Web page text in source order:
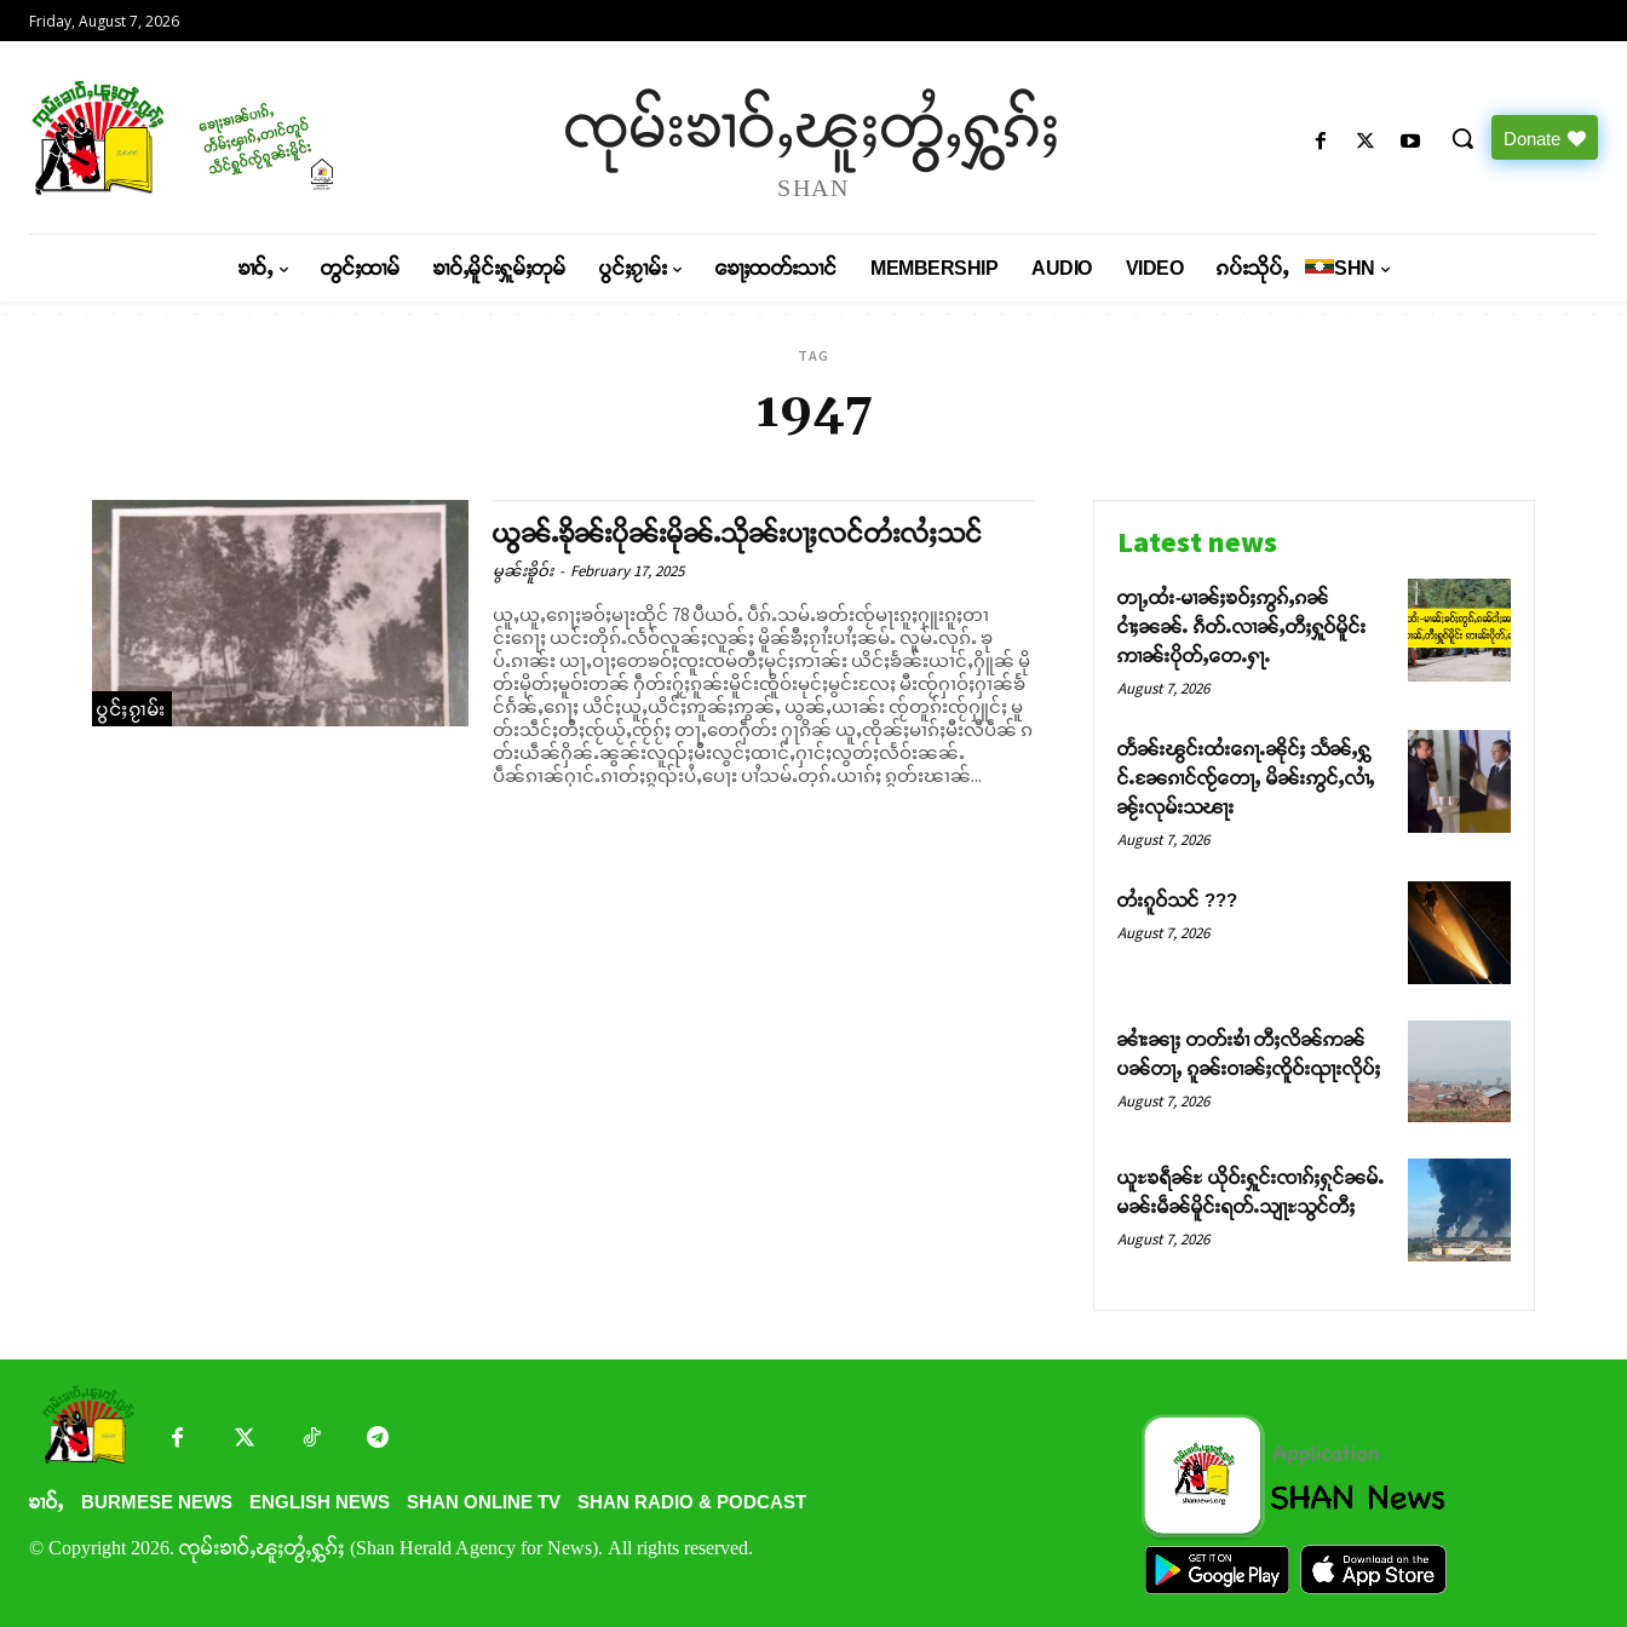
Friday, August 7, 2026
ၸုမ်းၶၢဝ်ႇၽူႈတွႆႇႁွၵ်ႈ
SHAN
Donate
ၶၢဝ်ႇ တွင်ႈထၢမ် ၶၢဝ်ႇမိူင်းႁူမ်ႈတုမ် ပွင်ႈၵႂၢမ်း ၶေႃႈထတ်းသၢင် MEMBERSHIP AUDIO VIDEO ၵပ်းသိုပ်ႇ SHN
TAG
1947
ပွင်ႈၵႂၢမ်း
ယွၼ်ႉၶိုၼ်းပိုၼ်းမိုၼ်ႉသိုၼ်းပႃႈလင်တႆးလႆႈသင်
မွၼ်းၶိူဝ်း - February 17, 2025
ယူႇယူႇၵေႃႈၶဝ်ႈမႃးထိုင် 78 ပီယဝ်ႉ ပဵၵ်ႉသမ်ႉၶတ်းၸႂ်မႃးၵူႈႁူးၵူႈတၢ
င်းၵေႃႈ ယင်းတိုၵ်ႉလႅဝ်လူၼ်ႈလူၼ်ႈ မိူၼ်ၶီႈၵႂၢႆးပၢႆႈၼမ်ႉ လူမ်ႉလုၵ်ႉ ၶု
ပ်ႉၵၢၼ်း ယႃႇဝႃႈတေၶဝ်ႈၸူးၸမ်တီႈမုင်ႈဢၢၼ်း ယိင်ႈၶႅၼ်းယၢင်ႇႁိူၼ် မို
တ်းမိုတ်ႈမူဝ်းတၼ် ႁဵတ်းႁႂ်ႈၵူၼ်းမိူင်းၸိူဝ်းမုင်ႈမွင်းလႄႈ မီးၸႂ်ႁၢဝ်ႈႁၢၼ်ၶႅ
င်ၵႅၼ်ႇၵေႃႈ ယိင်ႈယူႇယိင်ႈဢူၼ်ႈဢွၼ်ႇ ယွၼ်ႇယၢၼ်း ၸႂ်တူၵ်းၸႂ်ႁူင်ႈ မူ
တ်းသဵင်ႈတီႈၸႂ်ယႂ်ႇၸႂ်ၵႂ်ႈ တႃႇတေႁဵတ်း ႁႃၵိၼ် ယူႇၸိုၼ်ႈမၢၵ်ႈမီးလီပဵၼ် ၵ
တ်းယဵၼ်ႁိၼ်ႉၼွၼ်းလူၺ်ႈမီးလွင်ႈထၢင်ႇႁၢင်ႈလွတ်ႈလႅဝ်းၼၼ်ႉ
ပဵၼ်ၵၢၼ်ႁၢင်ႉၵၢတ်ႈၵွၺ်းပႆႇပေႃး ပၢႆသမ်ႉတုၵ်ႉယၢၵ်ႈ ၵွတ်းၽၢၼ်...
Latest news
တႃႇထႆး-မၢၼ်ႈၶဝ်ႈဢွၵ်ႇၵၼ်
ငၢႆႈၼၼ်ႉ ၵဵတ်ႉလၢၼ်ႇတီႈႁူဝ်မိူင်း
ဢၢၼ်းပိုတ်ႇတေႉႁႃႉ
August 7, 2026
တႅၼ်းၽွင်းထႆးၵေႃႉၼိုင်ႈ သႅၼ်ႇႁွ
င်ႉၼႄၵၢင်ၸႂ်တေႃႇ မိၼ်းဢွင်ႇလၢႆႇ
ၼႂ်းလုမ်းသၽႃး
August 7, 2026
တႆးၵူဝ်သင် ???
August 7, 2026
ၼၢႆးၼႃႈ တတ်းၶၢႆ တီႈလိၼ်ဢၼ်
ပၼ်တႃႇ ၵူၼ်းဝၢၼ်ႈၸိူဝ်းၺႃးလိုပ်ႈ
August 7, 2026
ယူႊၶရဵၼ်ႊ ယိုဝ်းႁူင်းၸၢၵ်ႈႁုင်ၼမ်ႉ
မၼ်းမဵၼ်မိူင်းရတ်ႉသျႃႊသွင်တီႈ
August 7, 2026
ၶၢဝ်ႇ BURMESE NEWS ENGLISH NEWS SHAN ONLINE TV SHAN RADIO & PODCAST
© Copyright 2026. ၸုမ်းၶၢဝ်ႇၽူႈတွႆႇႁွၵ်ႈ (Shan Herald Agency for News). All rights reserved.